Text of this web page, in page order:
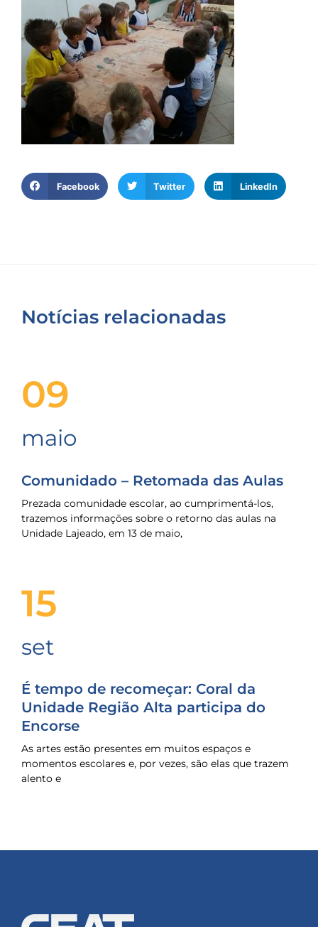
Facebook Twitter LinkedIn
Notícias relacionadas
09
maio
Comunidado – Retomada das Aulas
Prezada comunidade escolar, ao cumprimentá-los,
trazemos informações sobre o retorno das aulas na
Unidade Lajeado, em 13 de maio,
15
set
É tempo de recomeçar: Coral da
Unidade Região Alta participa do
Encorse
As artes estão presentes em muitos espaços e
momentos escolares e, por vezes, são elas que trazem
alento e